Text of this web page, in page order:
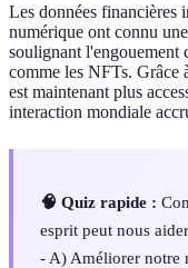
Les données financières
numérique ont connu
soulignant l'engouement
comme les NFTs. Grâce
est maintenant plus
interaction mondiale
🧠 Quiz rapide :
esprit peut nous
- A) Améliorer notre